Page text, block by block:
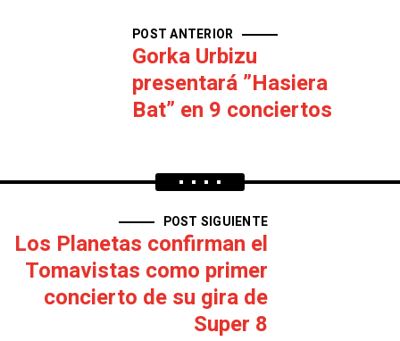
POST ANTERIOR
Gorka Urbizu
presentará ”Hasiera
Bat” en 9 conciertos
POST SIGUIENTE
Los Planetas confirman el
Tomavistas como primer
concierto de su gira de
Super 8